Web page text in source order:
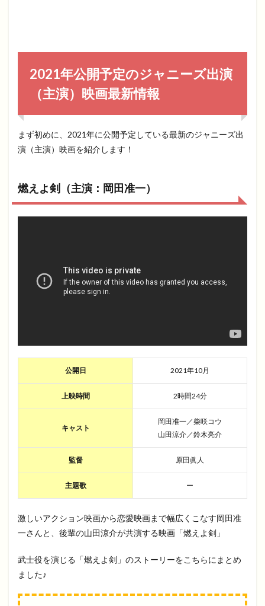
2021年公開予定のジャニーズ出演
（主演）映画最新情報
まず初めに、2021年に公開予定している最新のジャニーズ出
演（主演）映画を紹介します！
燃えよ剣（主演：岡田准一）
公開日 2021年10月
上映時間 2時間24分
キャスト
岡田准一／柴咲コウ
山田涼介／鈴木亮介
監督 原田眞人
主題歌 ー
激しいアクション映画から恋愛映画まで幅広くこなす岡田准
一さんと、後輩の山田涼介が共演する映画「燃えよ剣」
武士役を演じる「燃えよ剣」のストーリーをこちらにまとめ
ました♪